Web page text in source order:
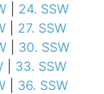
24. SSW
27. SSW
30. SSW
33. SSW
36. SSW